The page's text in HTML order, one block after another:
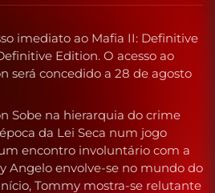
imediato ao Mafia II: Definitive
Edition. O acesso ao
será concedido a 28 de agosto
Sobe na hierarquia do crime
da Lei Seca num jogo
encontro involuntário com a
Angelo envolve-se no mundo do
Tommy mostra-se relutante